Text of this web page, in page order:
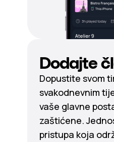
Dodajte
Dopustite svom
svakodnevnim
vaše glavne
zaštićene.
pristupa koja